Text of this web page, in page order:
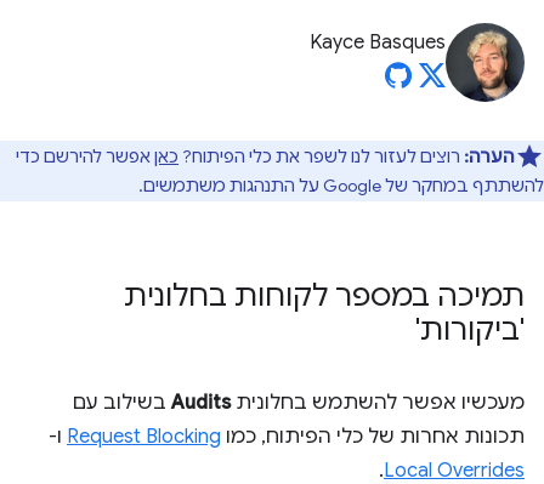
Kayce Basques
הערה: רוצים לעזור לנו לשפר את כלי הפיתוח? כאןאפשר להירשם כדי
להשתתף במחקר של Google על התנהגות משתמשים.
תמיכה במספר לקוחות בחלונית
'ביקורות'
מעכשיו אפשר להשתמש בחלוניתAuditsבשילוב עם
תכונות אחרות של כלי הפיתוח, כמו Request Blocking ו-
Local Overrides
.